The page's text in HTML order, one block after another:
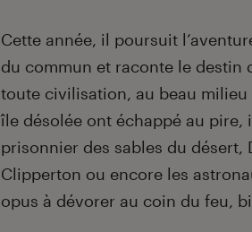
Cette année, il poursuit
du commun et raconte le destin
toute civilisation, au beau milieu
île désolée ont échappé au pire,
prisonnier des sables du désert,
Clipperton ou encore les
opus à dévorer au coin du feu,